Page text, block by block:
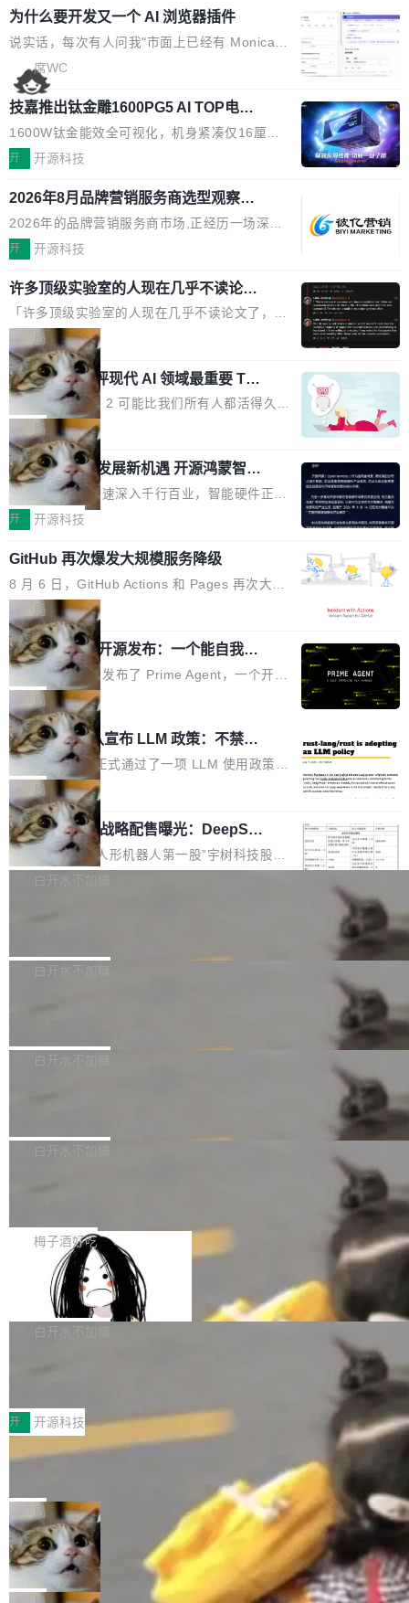
为什么要开发又一个 AI 浏览器插件
说实话，每次有人问我"市面上已经有 Monica、
Sider、Copilot for Chrome 这些 AI 浏览器插件
了，你为什么还要再做一个"，我都觉得这个问题
问得好。 因为我自己也是从用户变成开发者的。
现有产品的天花板 我用过不少 AI 浏览器插件。
刚开始觉得都挺好——选中一段文字，弹出解
要。但用久了你会发现，它们本质上都是同一类
东西：一个带网页上下文的聊天框。 它们能读取
页面的文本，然后把文本丢给大模型，再返回一
段回答。仅此而已。 这当然有用，但总觉得差点
意思。比如我在一个后台管理系统里，需要填50
个表单字段，每个字段还有联动逻辑；比如我
想...
席WC
技嘉推出钛金雕1600PG5 AI TOP电
源：为发烧级主机与本地AI算力打造旗
舰供电方案
1600W钛金能效全可视化，机身紧凑仅16厘米
继2026台北电脑展首度亮相后，技嘉科技近日正
电源专为发烧级DIY主机与本地AI算力平台打
造，整机长度仅16厘米，提供1600W额定功率
与80PLUS钛金能效；支持ATX 3.1与PCIe 5.1
规范，结合服务器级元件、完善供电线材与内置
实时LCD监控屏，可充分满足当下高阶PC主机
的严苛使用需求。 澎湃功率，紧凑机身 钛金雕1
600PG5 AI TOP具备强悍输出功率，同时实现
机身尺寸大幅精简。整机长度仅16厘米，属于同
功率段机身尺寸十分紧凑的1600W电源产品。小
巧机身有效提升市面主流标准A...
开 开源科技
2026年8月品牌营销服务商选型观察：
从流量思维到品牌资产思维的范式转移
2026年的品牌营销服务商市场,正经历一场深刻
的价值重构。全球全案品牌代理机构市场从2025
复合增长率达5.44%,预计2032年将突破120亿美
元。数字广告与公共关系相关服务市场更是从20
25年的8463亿美元扩张至2026年的8763亿美
元。数字的背后是一个清晰的事实——品牌对专
业化营销服务的需求从未如此迫切。 但市场扩容
的同时,服务商的竞争逻辑正在改变。2026年Top
Agency年度合辑的观察指出,“产品”这个离消费
者最近的载体,在整个品牌营销层面的权重显著变
高了。全域营销服务商的竞争正在从规模转向深
度,案例厚度、全域覆盖、多线协同...
开 开源科技
许多顶级实验室的人现在几乎不读论文
了
「许多顶级实验室的人现在几乎不读论文了，而
且他们认为 ICLR/ICML/NeurIPS 充斥着大量过
度宣传和欺诈。」 OpenAI 研究员 Keller Jorda
n 这条推文引发了广泛讨论。他不是在说风凉
话，他是说出了一个圈内人尽皆知但很少公开捅
破的事实。 Jordan 随后补充了一句软化声明：
「我不认为这些会议上大部分论文都在过度宣传
或造假。问题是，作为读者，如果你筛选出那些
看起来最令人兴奋的论文，那它们大部分都是过
度宣传的。」 这才是真正的痛点。不是所有论文
都有问题，是最吸引眼球的那批论文最有问题。
他引用的帖子来自 Mathew Shen，一位 ICLR 2
026 的读者：「看了篇 ...
局
xAI 前工程师评现代 AI 领域最重要 Top
3 开源项目
Flash Attention 2 可能比我们所有人都活得久。
这句话不是来自某个技术博客，而是出自 Hieu
Pham 的一条推文。Hieu Pham 是谁？他是 xAI
的早期工程师之一，在 Grok 训练基础设施团队
工作过。近日他在 X 上发了一条帖子，列出了他
认为现代 AI 领域最重要的三个开源项目。 第一
理由很具体。FA 系列不需要解释，但 FA2 是他
认为最重要的一个——复杂度恰到好处，刚好能
驱动你去学 CuTe，但还没被那些"邪恶的" Hopp
er++ 优化所淹没，足够容易修改和适配。 更关
键的是 FA2 的持久性...
局
共商智能硬件发展新机遇 开源鸿蒙智能
硬件开发者日杭州站即将举行
随着万物智联加速深入千行百业，智能硬件正从
单点设备迈向智能化、网联化、协同化发展。作
鸿蒙通过统一技术底座和分布式能力，为不同类
型智能设备的开发、连接与互联提供关键支撑，
也为产业链企业探索产品创新与商业增长打开新
的空间。 8月14日，开源鸿蒙智能硬件开发者日
（OHDD：OpenHarmony Hardware Develope
r Day）将在杭州启航。活动面向智能硬件产业
链企业和开发者，邀请行业专家与资深技术顾
问，围绕开源鸿蒙技术能力、设备适配、芯片适
配、功耗与稳定性调优、兼容性测评及统一互联
等内容展开系统讲解和实战交流，帮助企业进一
步了解开源鸿蒙在智能...
开 开源科技
GitHub 再次爆发大规模服务降级
8 月 6 日，GitHub Actions 和 Pages 再次大规
模服务降级，Actions 完全不可用超过 5 小时，
webhook 停发，连自托管 runner 也因调度层故
障无法工作。Pages、Copilot code review、C
opilot coding agent 全部受影响。从检测到完全
恢复，大约 12 小时。 这是 2026 年 8 月的第六
起事故，其中四起与 AI/Copilot 服务相关。 Git
Hub 员工 kdaigle 在 HN 讨论中贴出了一组数
据：2025 年全年 10 亿次 commit。现在，每周
2.75 亿次，全年预计 140 亿次。GitHub...
局
Prime Agent 开源发布：一个能自我改
进的编程 Agent，ARC-AGI 3 超越人类
专家基线
Prime Intellect 发布了 Prime Agent，一个开源
的编程 Agent Harness，核心设计围绕两个抽
象：Recursive Language Model（RLM）和 C
ontinual Harness。在 ARC-AGI 3 基准测试
上，Prime Agent + Opus 5 的组合达到了 95.
5% RHAE Best@1，超过了 ARC 报告的人类专
家基线 95.4%。 不是又一个 coding agent 包装
器 Prime Agent 的架构和市面上大多数 coding
agent 有本质区别。大多数 agent harness 的设
计是基于早期模型的能力—...
局
Rust 项目团队宣布 LLM 政策：不禁
止，但你要承认哪些代码不是你写的
Rust 语言项目正式通过了一项 LLM 使用政策，
覆盖 rust-lang/rust 单一仓库的代码贡献。这不
是项目级别的官方立场，目前由五个团队采纳，
但它可能是主流开源项目中关于 AI 辅助贡献最
细致的一份规则。 政策的核心只有一句话：LLM
可以用来分析、提炼、审阅、建议，但不能用来
不得生成涉及安全性的关键变更，除非作者本身
局
宇树科技 IPO 战略配售曝光：DeepSe
ek 获配 93.3 万股，锁定 36 个月
8月6日晚间，“人形机器人第一股”宇树科技股份
有限公司披露IPO发行价格及战略配售结果，杭
36个月。 公告显示，本次宇树科技战略配售对
员工参与设立的专项资产管理计划。其中，Dee
获配9...
白开水不加糖
Bug fixes and enhancements 修复多次传递同
一个回归问题，该问题导致拉取镜像时会拒绝包
题，该问题可能导致在旧版 Linux 内核...
白开水不加糖
e 孵化器项目管理委员会（IPMC）投票中获得
P）！这一里程碑不仅标志着 Fluss 迈入新的发
白开水不加糖
长期停止内容更新，未能实现其作为“AI版维基百
提交的编辑请求也长期处于待处理状态。 Groki
pedia 于去年底上线，定位为由人工智能生成内
容的百科平台，被马斯克视为传统众包百科网站
维基百科的替代方案。Lawfare 调查发现，无论
热门页面还是低关注度页面，均未出现近期更
白开水不加糖
是这样的：配 MessageSource 的 Bean、写 R
eloadableResourceBundleMessageSource、
声明 LocaleResolver、注册 LocaleChangeInt
erceptor…五六步之后才能看到第一行翻译文
本。 Solon 换了个方式。整个 i18n 模块围绕三
梅子酒好吃
Apache Doris 4.1 全面增强 Iceberg：
支持 UPDATE、MERGE INTO 与 Iceb
erg V3
Apache Doris 4.1 要补齐的，正是缺失的那一
半。在已有查询能力的基础上，Doris 进一步支
常维护操作，并完整支持 Iceberg V3 格式。
白开水不加糖
村国家自主创新示范区会议中心开幕。本届大会
由中关村智联软件服务业质量创新联盟主办，以
“智构可信·质创未来——AI原生时代的质量新范
式”为主题，直面AI从实验室走向规模化产业落地
的核心质量命题。会上，《2026智能研发生产力
工具选型手册》发布，Testin云测的Testin XAge
nt智能测试系统入选AI测试领域代表产品。对CI
O而言，这提示了一个转变：AI测试正在从效率
工具升级为企业的质量基础设施。 CIO面对的新
开 开源科技
让非法状态不可表示：一篇关于 ADT
有一种东西，一旦用过就回不去了。Alex Fedos
eev 管它叫"软件设计的基石"。 他说的东西不新
鲜——代数数据类型（ADT），尤其是和类型
（sum type）。但他说清楚了一件事：这不是类
型系统的学术体操，是日常编码的思维方式。 文
章从一个简单的例子切入。一个网站的深色主题
局
Cloudflare 开源内部企业 AI 平台 Clou
dflare OS
Cloudflare 发布了一个开源项目 Cloudflare O
S。如果你只看官方博客，你会觉得这是又一